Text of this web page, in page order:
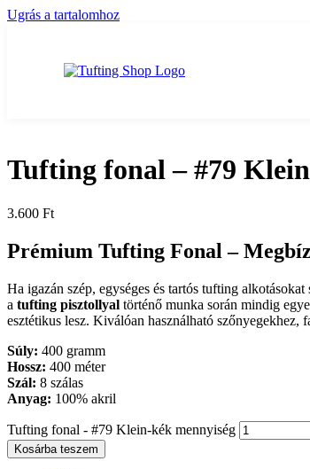
Ugrás a tartalomhoz
Tufting fonal – #79
3.600 Ft
Prémium Tufting Fonal –
Ha igazán szép, egységes és tartós tufting
a tufting pisztollyal történő munka során mindig
esztétikus lesz. Kiválóan használható
Súly: 400 gramm
Hossz: 400 méter
Szál: 8 szálas
Anyag: 100% akril
Tufting fonal - #79 Klein-kék mennyiség
Kosárba teszem